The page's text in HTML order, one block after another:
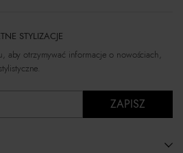
STYLIZACJE
aby otrzymywać informacje o nowościach,
ZAPISZ